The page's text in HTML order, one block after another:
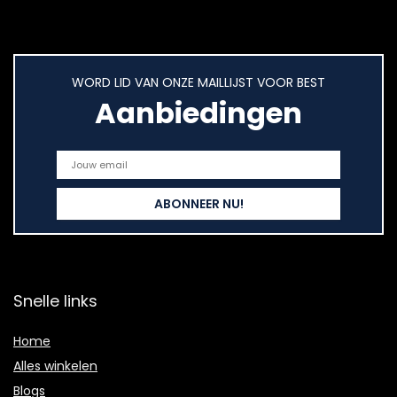
WORD LID VAN ONZE MAILLIJST VOOR BEST
Aanbiedingen
Snelle links
Home
Alles winkelen
Blogs